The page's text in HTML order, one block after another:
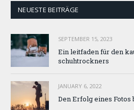
NEUESTE BEITRÄGE
SEPTEMBER 15, 2023
Ein leitfaden für den
schuhtrockners
JANUARY 6, 2022
Den Erfolg eines Fotos